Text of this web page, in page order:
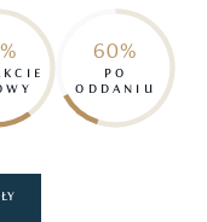
60%
PO
ODDANIU